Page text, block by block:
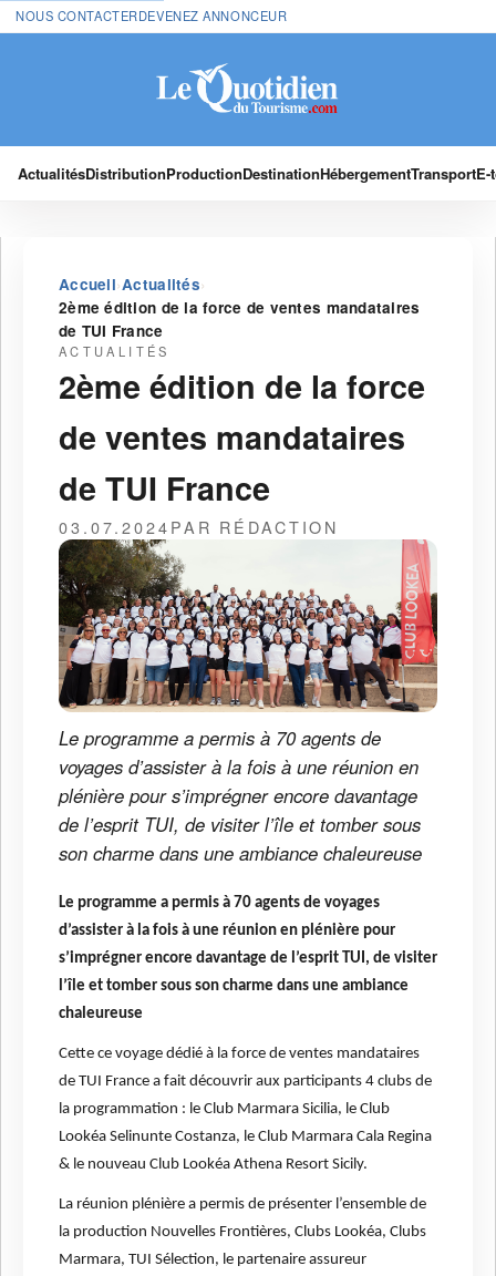
NOUS CONTACTERDEVENEZ ANNONCEUR
ActualitésDistributionProductionDestinationHébergementTransport
Accueil›Actualités›
2ème édition de la force de ventes mandataires
de TUI France
ACTUALITÉS
2ème édition de la force
de ventes mandataires
de TUI France
03.07.2024PAR RÉDACTION
Le programme a permis à 70 agents de
voyages d’assister à la fois à une réunion en
plénière pour s’imprégner encore davantage
de l’esprit TUI, de visiter l’île et tomber sous
son charme dans une ambiance chaleureuse
Le programme a permis à 70 agents de voyages
d’assister à la fois à une réunion en plénière pour
s’imprégner encore davantage de l’esprit TUI, de visiter
l’île et tomber sous son charme dans une ambiance
chaleureuse
Cette ce voyage dédié à la force de ventes mandataires
de TUI France a fait découvrir aux participants 4 clubs de
la programmation : le Club Marmara Sicilia, le Club
Lookéa Selinunte Costanza, le Club Marmara Cala Regina
& le nouveau Club Lookéa Athena Resort Sicily.
La réunion plénière a permis de présenter l’ensemble de
la production Nouvelles Frontières, Clubs Lookéa, Clubs
Marmara, TUI Sélection, le partenaire assureur